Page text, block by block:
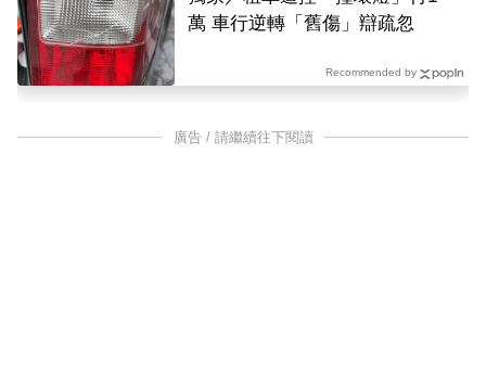
萬 車行逆轉「舊傷」辯疏忽
Recommended by
廣告 / 請繼續往下閱讀